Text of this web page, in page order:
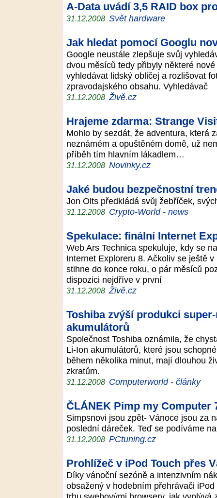
A-Data uvádí 3,5 RAID box
31.12.2008 Svět hardware
Jak hledat pomocí Googlu
Google neustále zlepšuje svůj
dvou měsíců tedy přibyly některé
vyhledávat lidský obličej a rozlišovat
zpravodajského obsahu. Vyhledávač
31.12.2008 Živě.cz
Hrajeme zdarma: Strange
Mohlo by sezdát, že adventura, která
neznámém a opuštěném domě, už
příběh tím hlavním lákadlem…
31.12.2008 Novinky.cz
Jaké budou bezpečnostní
Jon Olts předkládá svůj žebříček,
31.12.2008 Crypto-World - news
Spekulace: finální Internet
Web Ars Technica spekuluje, kdy se
Internet Exploreru 8. Ačkoliv se ještě
stihne do konce roku, o pár měsíců
dispozici nejdříve v první
31.12.2008 Živě.cz
Toshiba zvýší produkci
akumulátorů
Společnost Toshiba oznámila, že
Li-Ion akumulátorů, které jsou
během několika minut, mají dlouhou
zkratům.
31.12.2008 Computerworld - články
ČLÁNEK Pimp my Computer
Simpsnovi jsou zpět- Vánoce jsou za
poslední dáreček. Teď se podíváme
31.12.2008 PCtuning.cz
Prohlížeč v iPod Touch přes
Díky vánoční sezóně a intenzivním
obsažený v hodebním přehrávači